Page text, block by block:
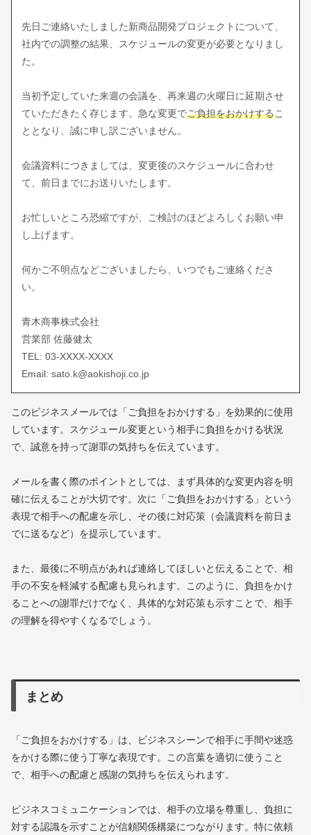
先日ご連絡いたしました新商品開発プロジェクトについて、
社内での調整の結果、スケジュールの変更が必要となりまし
た。
当初予定していた来週の会議を、再来週の火曜日に延期させ
ていただきたく存じます。急な変更でご負担をおかけするこ
ととなり、誠に申し訳ございません。
会議資料につきましては、変更後のスケジュールに合わせ
て、前日までにお送りいたします。
お忙しいところ恐縮ですが、ご検討のほどよろしくお願い申
し上げます。
何かご不明点などございましたら、いつでもご連絡くださ
い。
青木商事株式会社
営業部 佐藤健太
TEL: 03-XXXX-XXXX
Email: sato.k@aokishoji.co.jp
このビジネスメールでは「ご負担をおかけする」を効果的に使用
しています。スケジュール変更という相手に負担をかける状況
で、誠意を持って謝罪の気持ちを伝えています。
メールを書く際のポイントとしては、まず具体的な変更内容を明
確に伝えることが大切です。次に「ご負担をおかけする」という
表現で相手への配慮を示し、その後に対応策（会議資料を前日ま
でに送るなど）を提示しています。
また、最後に不明点があれば連絡してほしいと伝えることで、相
手の不安を軽減する配慮も見られます。このように、負担をかけ
ることへの謝罪だけでなく、具体的な対応策も示すことで、相手
の理解を得やすくなるでしょう。
まとめ
「ご負担をおかけする」は、ビジネスシーンで相手に手間や迷惑
をかける際に使う丁寧な表現です。この言葉を適切に使うこと
で、相手への配慮と感謝の気持ちを伝えられます。
ビジネスコミュニケーションでは、相手の立場を尊重し、負担に
対する認識を示すことが信頼関係構築につながります。特に依頼